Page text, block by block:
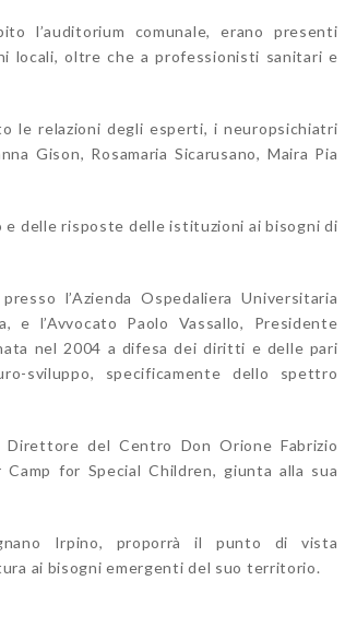
l’auditorium comunale, erano presenti
locali, oltre che a professionisti sanitari e
le relazioni degli esperti, i neuropsichiatri
Gison, Rosamaria Sicarusano, Maira Pia
delle risposte delle istituzioni ai bisogni di
l’Azienda Ospedaliera Universitaria
e l’Avvocato Paolo Vassallo, Presidente
nel 2004 a difesa dei diritti e delle pari
sviluppo, specificamente dello spettro
del Centro Don Orione Fabrizio
for Special Children, giunta alla sua
Irpino, proporrà il punto di vista
ai bisogni emergenti del suo territorio.